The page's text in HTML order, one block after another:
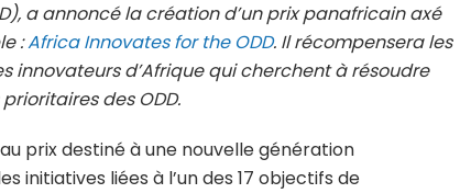
a annoncé la création d’un prix panafricain axé
:Africa Innovates for the ODD. Il récompensera les
innovateurs d’Afrique qui cherchent à résoudre
des ODD.
prix destiné à une nouvelle génération
initiatives liées à l’un des 17 objectifs de